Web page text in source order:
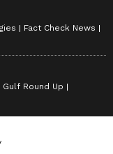
Fact Check News
Gulf Round Up